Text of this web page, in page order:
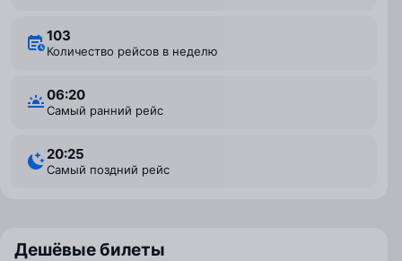
103
Количество рейсов в неделю
06:20
Самый ранний рейс
20:25
Самый поздний рейс
Дешёвые билеты